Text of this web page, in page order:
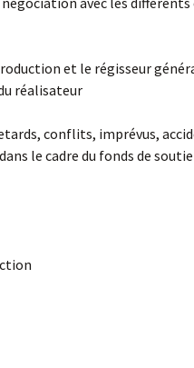
et le régisseur
réalisateur
conflits, imprévus,
le cadre du fonds de